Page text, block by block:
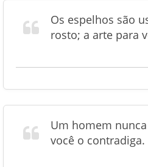
Os espelhos são
rosto; a arte para
Um homem
você o contradiga.